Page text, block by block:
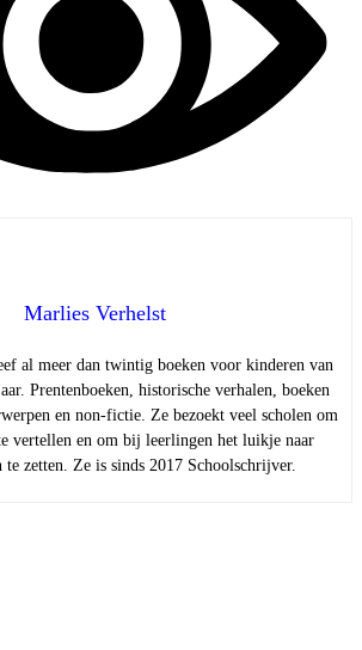
Marlies Verhelst
al meer dan twintig boeken voor kinderen van
Prentenboeken, historische verhalen, boeken
en non-fictie. Ze bezoekt veel scholen om
vertellen en om bij leerlingen het luikje naar
te zetten. Ze is sinds 2017 Schoolschrijver.